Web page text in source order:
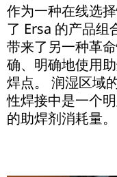
作为一种在线选
了 Ersa 的产品组
带来了另一种革
确、明确地使用
焊点。 润湿区域
性焊接中是一个
的助焊剂消耗量。